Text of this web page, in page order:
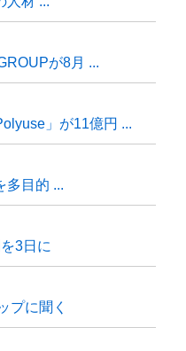
が8月 ...
」が11億円 ...
多目的 ...
3日に
プに聞く